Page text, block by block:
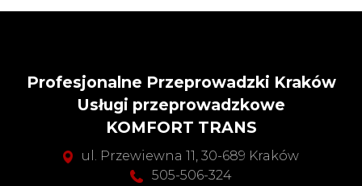
Profesjonalne Przeprowadzki Kraków
Usługi przeprowadzkowe
KOMFORT TRANS
ul. Przewiewna 11, 30-689 Kraków
505-506-324